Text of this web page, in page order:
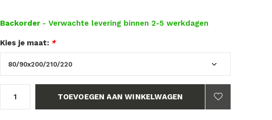
Backorder - Verwachte levering binnen 2-5 werkdagen
Kies je maat: *
TOEVOEGEN AAN WINKELWAGEN